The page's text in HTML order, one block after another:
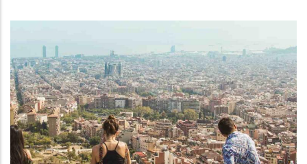
OPORTUNITAT PER A JOVES
TALENTS DE LA COMARCA
Educació,Joventut